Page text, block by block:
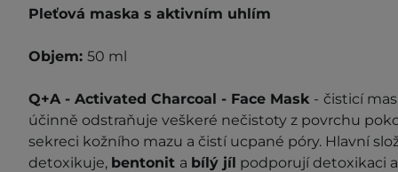
Pleťová maska s aktivním uhlím
Objem: 50 ml
Q+A - Activated Charcoal - Face Mask - čisticí
účinně odstraňuje veškeré nečistoty z povrchu
sekreci kožního mazu a čistí ucpané póry. Hlavní
detoxikuje, bentonit a bílý jíl podporují detoxikaci a